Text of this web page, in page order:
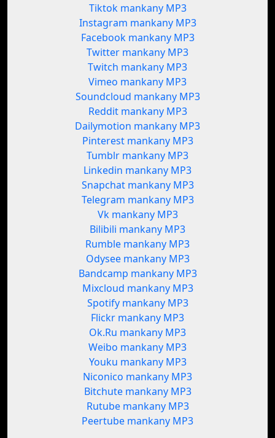
Tiktok mankany MP3
Instagram mankany MP3
Facebook mankany MP3
Twitter mankany MP3
Twitch mankany MP3
Vimeo mankany MP3
Soundcloud mankany MP3
Reddit mankany MP3
Dailymotion mankany MP3
Pinterest mankany MP3
Tumblr mankany MP3
Linkedin mankany MP3
Snapchat mankany MP3
Telegram mankany MP3
Vk mankany MP3
Bilibili mankany MP3
Rumble mankany MP3
Odysee mankany MP3
Bandcamp mankany MP3
Mixcloud mankany MP3
Spotify mankany MP3
Flickr mankany MP3
Ok.Ru mankany MP3
Weibo mankany MP3
Youku mankany MP3
Niconico mankany MP3
Bitchute mankany MP3
Rutube mankany MP3
Peertube mankany MP3